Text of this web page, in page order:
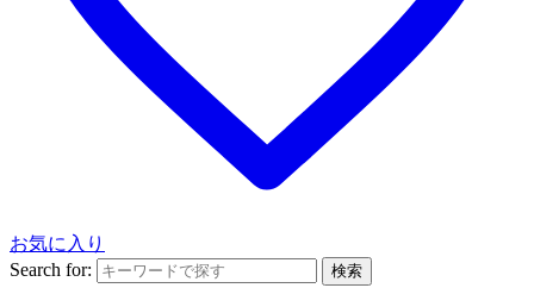
お気に入り
Search for:
検索